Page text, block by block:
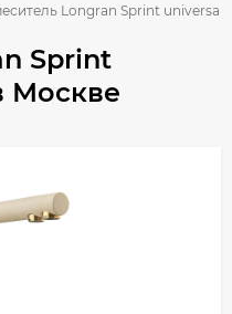
Longran Sprint universal
Sprint
Москве